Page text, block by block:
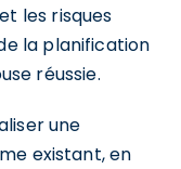
les risques
la planification
réussie.
une
existant, en